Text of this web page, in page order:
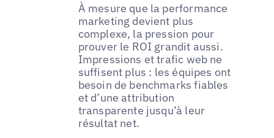
À mesure que la performance
marketing devient plus
complexe, la pression pour
prouver le ROI grandit aussi.
Impressions et trafic web ne
suffisent plus : les équipes ont
besoin de benchmarks fiables
et d’une attribution
transparente jusqu’à leur
résultat net.